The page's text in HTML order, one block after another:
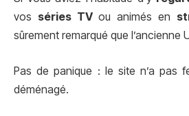
vos séries TVou animés en
sûrement remarqué que l’ancienne
Pas de panique : le site n’a pas
déménagé.